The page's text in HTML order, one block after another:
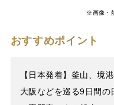
※画像・
おすすめポイント
【日本発着】釜山、境
大阪などを巡る9日間